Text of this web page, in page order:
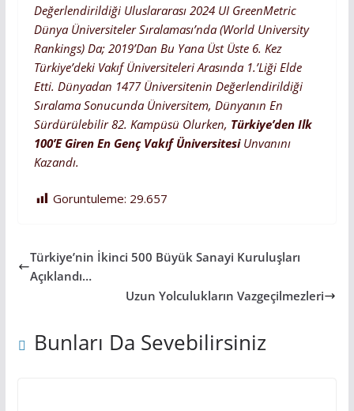
Değerlendirildiği Uluslararası 2024 UI GreenMetric
Dünya Üniversiteler Sıralaması’nda (World University
Rankings) Da; 2019’dan Bu Yana Üst Üste 6. Kez
Türkiye’deki Vakıf Üniversiteleri Arasında 1.’liği Elde
Etti. Dünyadan 1477 Üniversitenin Değerlendirildiği
Sıralama Sonucunda Üniversitem, Dünyanın En
Sürdürülebilir 82. Kampüsü Olurken, Türkiye’den Ilk
100’e Giren En Genç Vakıf Üniversitesi Unvanını
Kazandı.
Goruntuleme: 29.657
Türkiye’nin İkinci 500 Büyük Sanayi Kuruluşları
Açıklandı…
Uzun Yolculukların Vazgeçilmezleri
Bunları Da Sevebilirsiniz